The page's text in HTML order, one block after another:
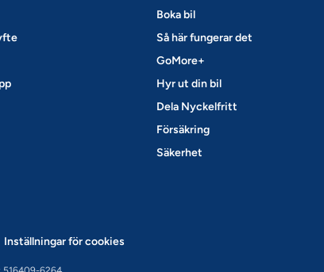
Boka bil
Så här fungerar det
GoMore+
Hyr ut din bil
Dela Nyckelfritt
Försäkring
Säkerhet
Inställningar för cookies